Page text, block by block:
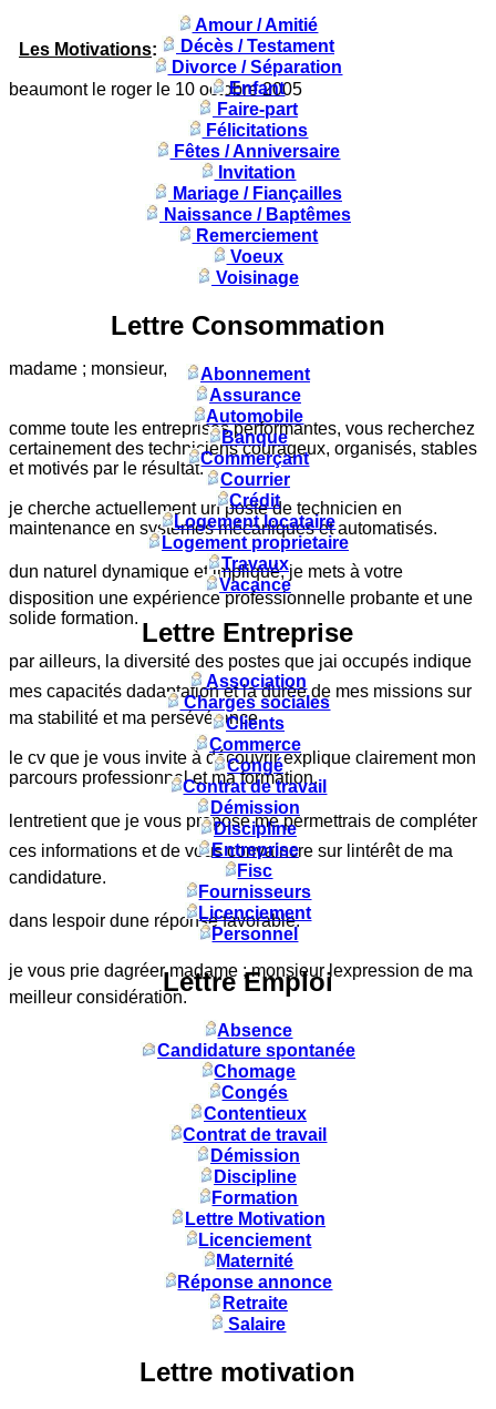
Les Motivations:
beaumont le roger le 10 octobre 2005
madame ; monsieur,
comme toute les entreprises performantes, vous recherchez
certainement des techniciens courageux, organisés, stables
et motivés par le résultat.
je cherche actuellement un poste de technicien en
maintenance en systèmes mécaniques et automatisés.
dun naturel dynamique et impliqué, je mets à votre
disposition une expérience professionnelle probante et une
solide formation.
par ailleurs, la diversité des postes que jai occupés indique
mes capacités dadaptation et la durée de mes missions sur
ma stabilité et ma persévérance.
le cv que je vous invite à découvrir explique clairement mon
parcours professionnel et ma formation.
lentretient que je vous propose me permettrais de compléter
ces informations et de vous convaincre sur lintérêt de ma
candidature.
dans lespoir dune réponse favorable.
je vous prie dagréer madame ; monsieur lexpression de ma
meilleur considération.
Amour / Amitié
Décès / Testament
Divorce / Séparation
Enfant
Faire-part
Félicitations
Fêtes / Anniversaire
Invitation
Mariage / Fiançailles
Naissance / Baptêmes
Remerciement
Voeux
Voisinage
Lettre Consommation
Abonnement
Assurance
Automobile
Banque
Commerçant
Courrier
Crédit
Logement locataire
Logement proprietaire
Travaux
Vacance
Lettre Entreprise
Association
Charges sociales
Clients
Commerce
Congé
Contrat de travail
Démission
Discipline
Entreprise
Fisc
Fournisseurs
Licenciement
Personnel
Lettre Emploi
Absence
Candidature spontanée
Chomage
Congés
Contentieux
Contrat de travail
Démission
Discipline
Formation
Lettre Motivation
Licenciement
Maternité
Réponse annonce
Retraite
Salaire
Lettre motivation